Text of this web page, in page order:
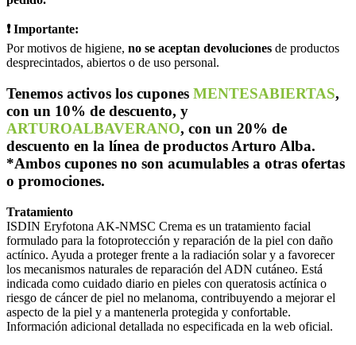
❗ Importante:
Por motivos de higiene, no se aceptan devoluciones de productos
desprecintados, abiertos o de uso personal.
Tenemos activos los cupones MENTESABIERTAS,
con un 10% de descuento, y
ARTUROALBAVERANO, con un 20% de
descuento en la línea de productos Arturo Alba.
*Ambos cupones no son acumulables a otras ofertas
o promociones.
Tratamiento
ISDIN Eryfotona AK-NMSC Crema es un tratamiento facial
formulado para la fotoprotección y reparación de la piel con daño
actínico. Ayuda a proteger frente a la radiación solar y a favorecer
los mecanismos naturales de reparación del ADN cutáneo. Está
indicada como cuidado diario en pieles con queratosis actínica o
riesgo de cáncer de piel no melanoma, contribuyendo a mejorar el
aspecto de la piel y a mantenerla protegida y confortable.
Información adicional detallada no especificada en la web oficial.